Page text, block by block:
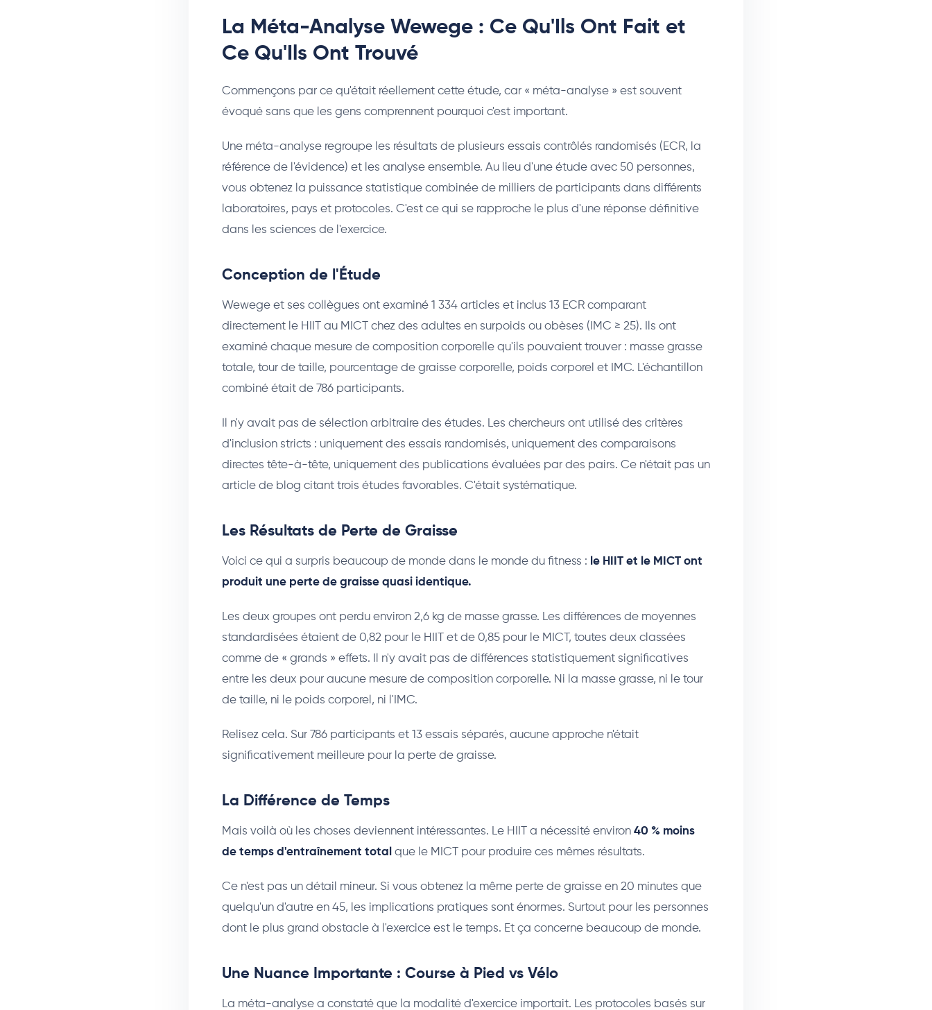
La Méta-Analyse Wewege : Ce Qu'Ils Ont Fait et
Ce Qu'Ils Ont Trouvé
Commençons par ce qu'était réellement cette étude, car « méta-analyse » est souvent
évoqué sans que les gens comprennent pourquoi c'est important.
Une méta-analyse regroupe les résultats de plusieurs essais contrôlés randomisés (ECR, la
référence de l'évidence) et les analyse ensemble. Au lieu d'une étude avec 50 personnes,
vous obtenez la puissance statistique combinée de milliers de participants dans différents
laboratoires, pays et protocoles. C'est ce qui se rapproche le plus d'une réponse définitive
dans les sciences de l'exercice.
Conception de l'Étude
Wewege et ses collègues ont examiné 1 334 articles et inclus 13 ECR comparant
directement le HIIT au MICT chez des adultes en surpoids ou obèses (IMC ≥ 25). Ils ont
examiné chaque mesure de composition corporelle qu'ils pouvaient trouver : masse grasse
totale, tour de taille, pourcentage de graisse corporelle, poids corporel et IMC. L'échantillon
combiné était de 786 participants.
Il n'y avait pas de sélection arbitraire des études. Les chercheurs ont utilisé des critères
d'inclusion stricts : uniquement des essais randomisés, uniquement des comparaisons
directes tête-à-tête, uniquement des publications évaluées par des pairs. Ce n'était pas un
article de blog citant trois études favorables. C'était systématique.
Les Résultats de Perte de Graisse
Voici ce qui a surpris beaucoup de monde dans le monde du fitness : le HIIT et le MICT ont
produit une perte de graisse quasi identique.
Les deux groupes ont perdu environ 2,6 kg de masse grasse. Les différences de moyennes
standardisées étaient de 0,82 pour le HIIT et de 0,85 pour le MICT, toutes deux classées
comme de « grands » effets. Il n'y avait pas de différences statistiquement significatives
entre les deux pour aucune mesure de composition corporelle. Ni la masse grasse, ni le tour
de taille, ni le poids corporel, ni l'IMC.
Relisez cela. Sur 786 participants et 13 essais séparés, aucune approche n'était
significativement meilleure pour la perte de graisse.
La Différence de Temps
Mais voilà où les choses deviennent intéressantes. Le HIIT a nécessité environ 40 % moins
de temps d'entraînement total que le MICT pour produire ces mêmes résultats.
Ce n'est pas un détail mineur. Si vous obtenez la même perte de graisse en 20 minutes que
quelqu'un d'autre en 45, les implications pratiques sont énormes. Surtout pour les personnes
dont le plus grand obstacle à l'exercice est le temps. Et ça concerne beaucoup de monde.
Une Nuance Importante : Course à Pied vs Vélo
La méta-analyse a constaté que la modalité d'exercice importait. Les protocoles basés sur